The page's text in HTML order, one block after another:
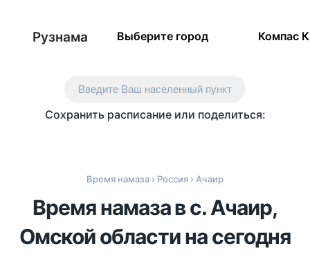
Рузнама Выберите город Компас
Введите Ваш населенный пункт
Сохранить расписание или поделиться:
Время намаза › Россия › Ачаир
Время намаза в с. Ачаир,
Омской области на сегодня